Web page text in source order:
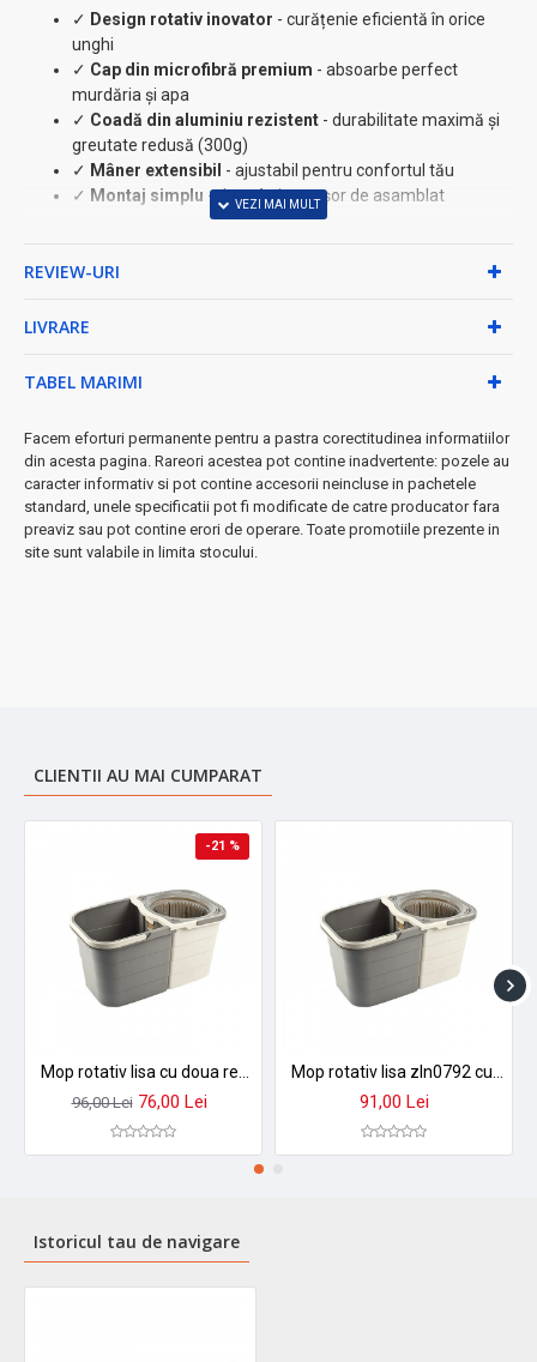
✓ Design rotativ inovator - curățenie eficientă în orice
unghi
✓ Cap din microfibră premium - absoarbe perfect
murdăria și apa
✓ Coadă din aluminiu rezistent - durabilitate maximă și
greutate redusă (300g)
✓ Mâner extensibil - ajustabil pentru confortul tău
✓ Montaj simplu - doar 4 piese ușor de asamblat
• Lungime: 117 cm
• Diametru: 16.5 cm
• Culoare: Inox elegant
→ Nu necesită găleată separată
→ Perfect pentru interior
→ Ușor și manevrabil
→ Curățenie rapidă și eficientă
REVIEW-URI
LIVRARE
TABEL MARIMI
Facem eforturi permanente pentru a pastra corectitudinea informatiilor
din acesta pagina. Rareori acestea pot contine inadvertente: pozele au
caracter informativ si pot contine accesorii neincluse in pachetele
standard, unele specificatii pot fi modificate de catre producator fara
preaviz sau pot contine erori de operare. Toate promotiile prezente in
site sunt valabile in limita stocului.
CLIENTII AU MAI CUMPARAT
-21 %
96,00 Lei 76,00 Lei 91,00 Lei
Istoricul tau de navigare